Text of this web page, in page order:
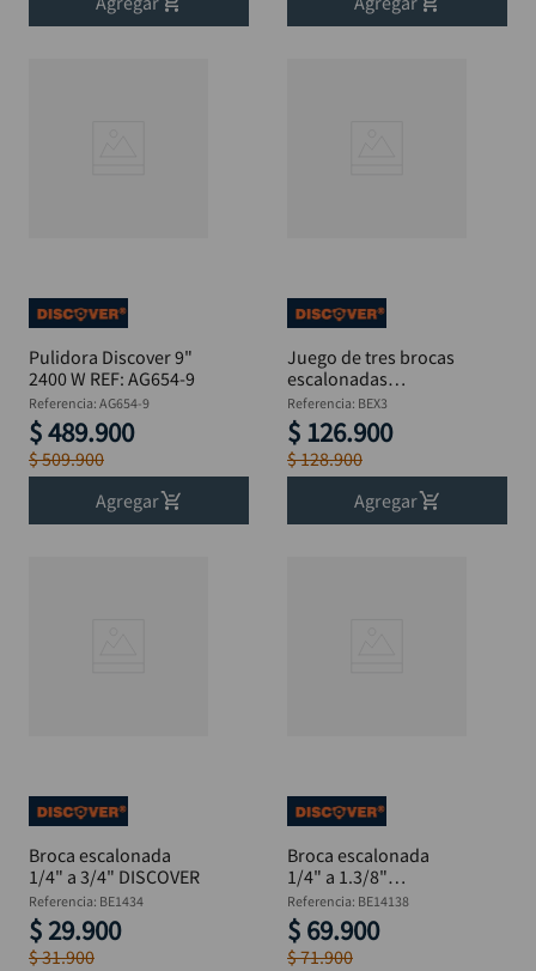
Pulidora Discover 9"
2400 W REF: AG654-9
Referencia: AG654-9
$489.900
$509.900
Agregar
Juego de tres brocas
escalonadas
DISCOVER
Referencia: BEX3
$ 126.900
$128.900
Agregar
Broca escalonada
1/4" a 3/4" DISCOVER
Referencia: BE1434
$ 29.900
$31.900
Broca escalonada
1/4" a 1.3/8"
DISCOVER
Referencia: BE14138
$ 69.900
$71.900